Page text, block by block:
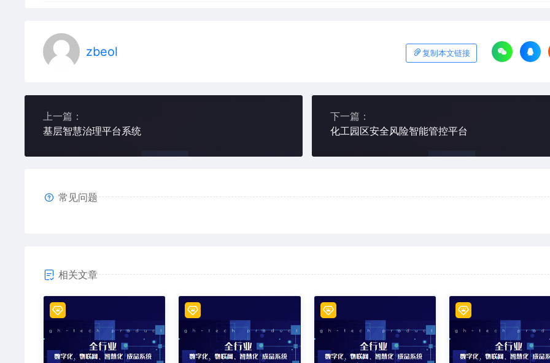
zbeol 复制本文链接
上一篇：
基层智慧治理平台系统
下一篇：
化工园区安全风险智能管控平台
常见问题
相关文章